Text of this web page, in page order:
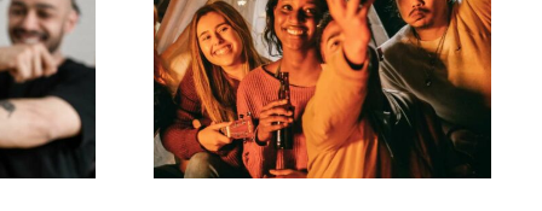
¿Cómo crear desafíos
virales en TikTok que
involucren a tu
audiencia?